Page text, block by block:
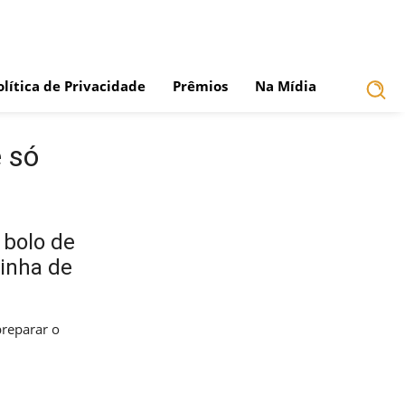
de Privacidade Prêmios Na Mídia
só
de
de
o